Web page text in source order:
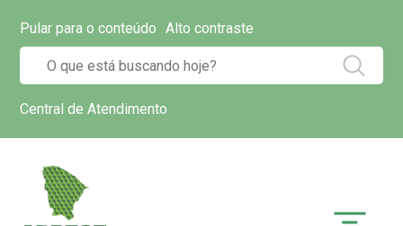
Pular para o conteúdo Alto contraste
Central de Atendimento